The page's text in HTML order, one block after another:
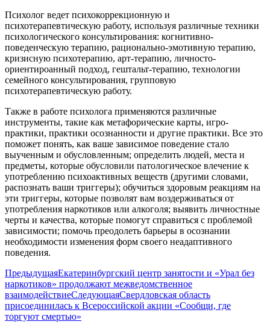
Психолог ведет психокоррекционную и
психотерапевтическую работу, используя различные техники
психологического консультирования: когнитивно-
поведенческую терапию, рационально-эмотивную терапию,
кризисную психотерапию, арт-терапию, личносто-
ориентироанный подход, гештальт-терапию, технологии
семейного консультирования, групповую
психотерапевтическую работу.
Также в работе психолога применяются различные
инструменты, такие как метафорические карты, игро-
практики, практики осознанности и другие практики. Все это
поможет понять, как ваше зависимое поведение стало
выученным и обусловленным; определить людей, места и
предметы, которые обусловили патологическое влечение к
употреблению психоактивных веществ (другими словами,
распознать ваши триггеры); обучиться здоровым реакциям на
эти триггеры, которые позволят вам воздерживаться от
употребления наркотиков или алкоголя; выявить личностные
черты и качества, которые помогут справиться с проблемой
зависимости; помочь преодолеть барьеры в осознании
необходимости изменения форм своего неадаптивного
поведения.
Навигация
по
записям
ПредыдущаяПредыдущая
запись:
Екатеринбургский центр занятости и «Урал без
наркотиков» продолжают межведомственное
взаимодействиеСледующаяСледующая
запись:
Свердловская область
присоединилась к Всероссийской акции «Сообщи, где
торгуют смертью»